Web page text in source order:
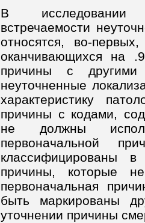
В исследовании
встречаемости
относятся, во-
оканчивающихся на
причины с
неуточненные
характеристику
причины с кодами,
не должны
первоначальной
классифицированы в
причины, которые
первоначальная
быть маркированы
уточнении причины